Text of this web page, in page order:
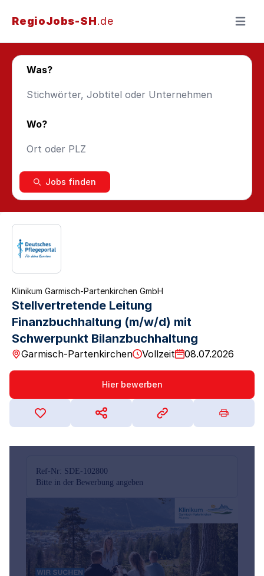
RegioJobs-SH.de Menü
Was?
Wo?
Jobs finden
Klinikum Garmisch-Partenkirchen GmbH
Stellvertretende Leitung
Finanzbuchhaltung (m/w/d) mit
Schwerpunkt Bilanzbuchhaltung
Garmisch-Partenkirchen Vollzeit 08.07.2026
Hier bewerben